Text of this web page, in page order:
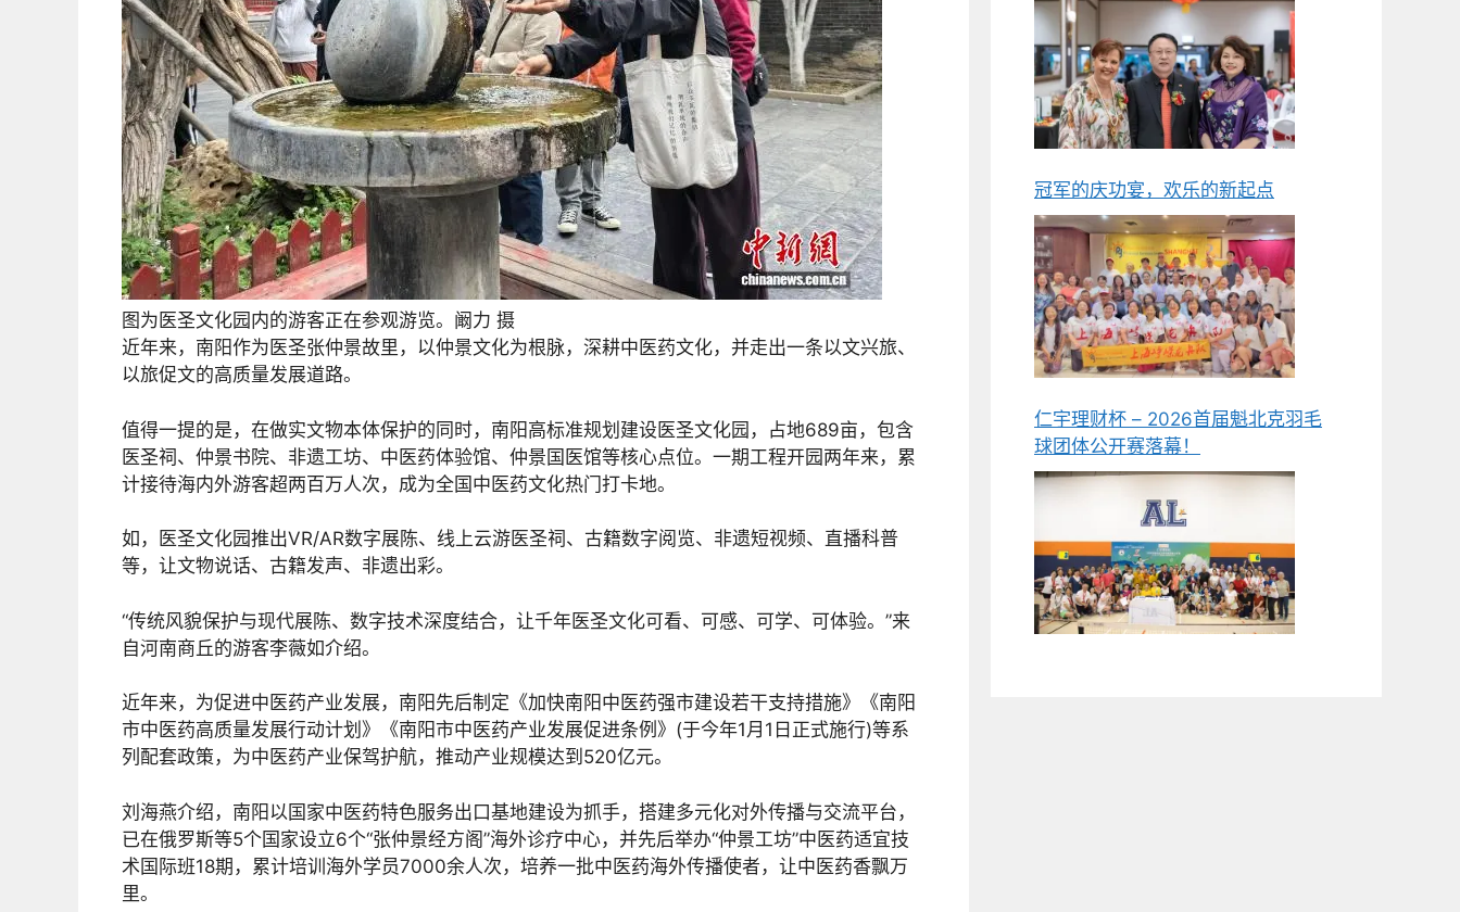
图为医圣文化园内的游客正在参观游览。阚力 摄
近年来，南阳作为医圣张仲景故里，以仲景文化为根脉，深耕中医药文化，并走出一条以文兴旅、
以旅促文的高质量发展道路。
值得一提的是，在做实文物本体保护的同时，南阳高标准规划建设医圣文化园，占地689亩，包含
医圣祠、仲景书院、非遗工坊、中医药体验馆、仲景国医馆等核心点位。一期工程开园两年来，累
计接待海内外游客超两百万人次，成为全国中医药文化热门打卡地。
如，医圣文化园推出VR/AR数字展陈、线上云游医圣祠、古籍数字阅览、非遗短视频、直播科普
等，让文物说话、古籍发声、非遗出彩。
“传统风貌保护与现代展陈、数字技术深度结合，让千年医圣文化可看、可感、可学、可体验。”来
自河南商丘的游客李薇如介绍。
近年来，为促进中医药产业发展，南阳先后制定《加快南阳中医药强市建设若干支持措施》《南阳
市中医药高质量发展行动计划》《南阳市中医药产业发展促进条例》(于今年1月1日正式施行)等系
列配套政策，为中医药产业保驾护航，推动产业规模达到520亿元。
刘海燕介绍，南阳以国家中医药特色服务出口基地建设为抓手，搭建多元化对外传播与交流平台，
已在俄罗斯等5个国家设立6个“张仲景经方阁”海外诊疗中心，并先后举办“仲景工坊”中医药适宜技
术国际班18期，累计培训海外学员7000余人次，培养一批中医药海外传播使者，让中医药香飘万
里。
冠军的庆功宴，欢乐的新起点
仁宇理财杯 – 2026首届魁北克羽毛
球团体公开赛落幕！